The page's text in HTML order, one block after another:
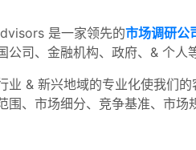
是一家领先的市场调研公
公司、金融机构、政府、& 个人等
业 & 新兴地域的专业化使我们
围、市场细分、竞争基准、市场